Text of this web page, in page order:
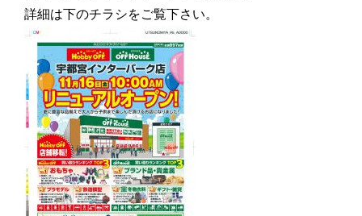
詳細は下のチラシをご覧下さい。